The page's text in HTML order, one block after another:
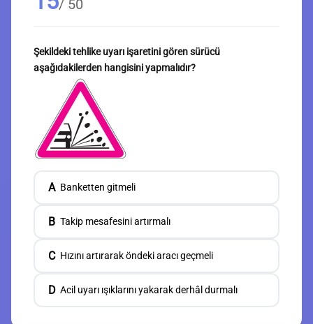
/ 50
Şekildeki tehlike uyarı işaretini gören sürücü
aşağıdakilerden hangisini yapmalıdır?
A Banketten gitmeli
B Takip mesafesini artırmalı
C Hızını artırarak öndeki aracı geçmeli
D Acil uyarı ışıklarını yakarak derhâl durmalı